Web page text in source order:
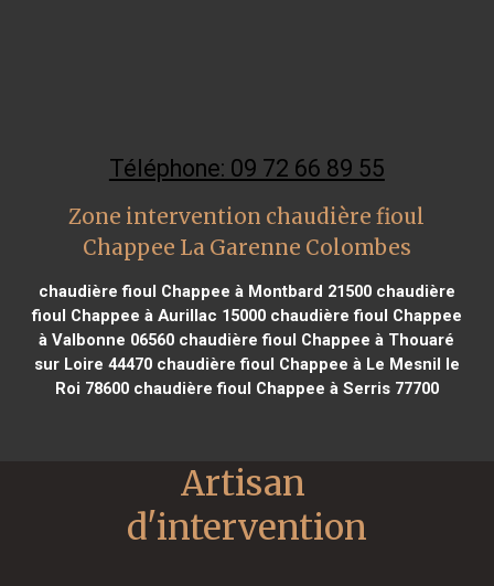
Téléphone: 09 72 66 89 55
Zone intervention chaudière fioul
Chappee La Garenne Colombes
chaudière fioul Chappee à Montbard 21500chaudière
fioul Chappee à Aurillac 15000chaudière fioul Chappee
à Valbonne 06560 chaudière fioul Chappee à Thouaré
sur Loire 44470chaudière fioul Chappee à Le Mesnil le
Roi 78600chaudière fioul Chappee à Serris 77700
Artisan
d'intervention